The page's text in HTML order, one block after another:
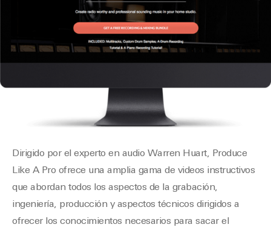
Dirigido por el experto en audio Warren Huart, Produce
Like A Pro ofrece una amplia gama de videos instructivos
que abordan todos los aspectos de la grabación,
ingeniería, producción y aspectos técnicos dirigidos a
ofrecer los conocimientos necesarios para sacar el